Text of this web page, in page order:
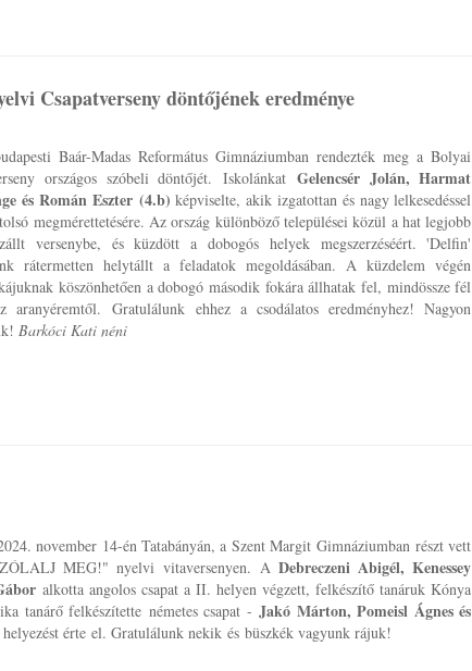
Csapatverseny döntőjének eredménye
Baár-Madas Református Gimnáziumban rendezték meg a Bolyai
országos szóbeli döntőjét. Iskolánkat Gelencsér Jolán, Harmat
és Román Eszter (4.b) képviselte, akik izgatottan és nagy lelkesedéssel
megmérettetésére. Az ország különböző települései közül a hat legjobb
versenybe, és küzdött a dobogós helyek megszerzéséért. 'Delfin'
rátermetten helytállt a feladatok megoldásában. A küzdelem végén
köszönhetően a dobogó második fokára állhatak fel, mindössze fél
aranyéremtől. Gratulálunk ehhez a csodálatos eredményhez! Nagyon
Barkóci Kati néni
november 14-én Tatabányán, a Szent Margit Gimnáziumban részt vett
MEG!" nyelvi vitaversenyen. ADebreczeni Abigél, Kenessey
alkotta angolos csapat a II. helyen végzett, felkészítő tanáruk Kónya
tanárő felkészítette németes csapat -Jakó Márton, Pomeisl Ágnes és
érte el. Gratulálunk nekik és büszkék vagyunk rájuk!